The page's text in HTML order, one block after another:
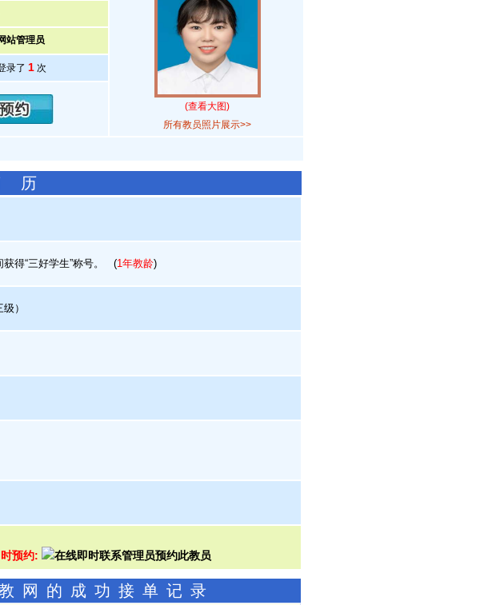
(查看大图)
所有教员照片展示>>
录了 1次
历
得“三好学生”称号。 (1年教龄)
）
预约:
网的成功接单记录